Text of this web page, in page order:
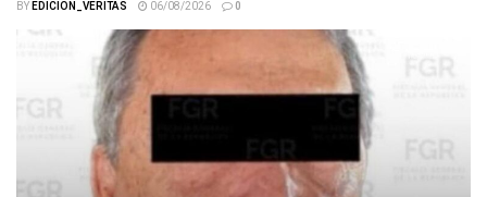
BYEDICION_VERITAS 06/08/2026 0